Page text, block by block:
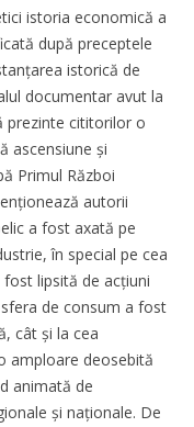
istoria economică a
după preceptele
istorică de
documentar avut la
prezinte cititorilor o
ascensiune și
Primul Război
autorii
a fost axată pe
în special pe cea
lipsită de acțiuni
de consum a fost
cât și la cea
amploare deosebită
animată de
și naționale. De